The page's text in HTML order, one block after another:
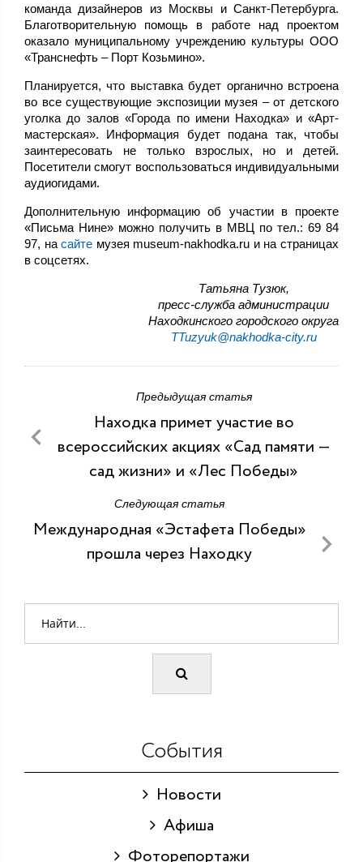
команда дизайнеров из Москвы и Санкт-Петербурга.
Благотворительную помощь в работе над проектом
оказало муниципальному учреждению культуры ООО
«Транснефть – Порт Козьмино».
Планируется, что выставка будет органично встроена
во все существующие экспозиции музея – от детского
уголка до залов «Города по имени Находка» и «Арт-
мастерская». Информация будет подана так, чтобы
заинтересовать не только взрослых, но и детей.
Посетители смогут воспользоваться индивидуальными
аудиогидами.
Дополнительную информацию об участии в проекте
«Письма Нине» можно получить в МВЦ по тел.: 69 84
97, насайте музея museum-nakhodka.ru и на страницах
в соцсетях.
,Татьяна Тузюк
пресс-служба администрации
Находкинского городского округа
TTuzyuk@nakhodka-city.ru
Предыдущая статья
Находка примет участие во
всероссийских акциях «Сад памяти —
сад жизни» и «Лес Победы»
Следующая статья
Международная «Эстафета Победы»
прошла через Находку
События
Новости
Афиша
Фоторепортажи